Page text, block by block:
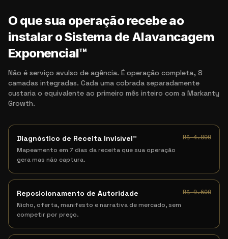
O que sua operação recebe ao
instalar o Sistema de Alavancagem
Exponencial™
Não é serviço avulso de agência. É operação completa, 8
camadas integradas. Cada uma cobrada separadamente
custaria o equivalente ao primeiro mês inteiro com a Markanty
Growth.
Diagnóstico de Receita Invisível™
Mapeamento em 7 dias da receita que sua operação
gera mas não captura.
R$ 4.800
Reposicionamento de Autoridade
Nicho, oferta, manifesto e narrativa de mercado, sem
competir por preço.
R$ 9.600